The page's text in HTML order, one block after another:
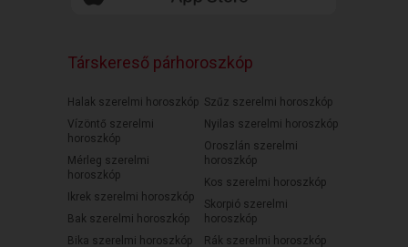
Társkereső párhoroszkóp
Halak szerelmi horoszkóp
Vízöntő szerelmi
horoszkóp
Mérleg szerelmi
horoszkóp
Ikrek szerelmi horoszkóp
Bak szerelmi horoszkóp
Bika szerelmi horoszkóp
Szűz szerelmi horoszkóp
Nyilas szerelmi horoszkóp
Oroszlán szerelmi
horoszkóp
Kos szerelmi horoszkóp
Skorpió szerelmi
horoszkóp
Rák szerelmi horoszkóp